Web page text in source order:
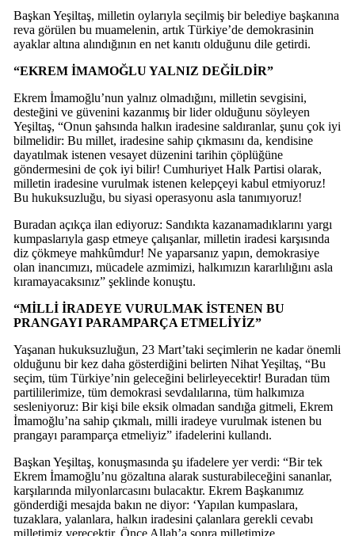
Başkan Yeşiltaş, milletin oylarıyla seçilmiş bir belediye başkanına
reva görülen bu muamelenin, artık Türkiye’de demokrasinin
ayaklar altına alındığının en net kanıtı olduğunu dile getirdi.
“EKREM İMAMOĞLU YALNIZ DEĞİLDİR”
Ekrem İmamoğlu’nun yalnız olmadığını, milletin sevgisini,
desteğini ve güvenini kazanmış bir lider olduğunu söyleyen
Yeşiltaş, “Onun şahsında halkın iradesine saldıranlar, şunu çok iyi
bilmelidir: Bu millet, iradesine sahip çıkmasını da, kendisine
dayatılmak istenen vesayet düzenini tarihin çöplüğüne
göndermesini de çok iyi bilir! Cumhuriyet Halk Partisi olarak,
milletin iradesine vurulmak istenen kelepçeyi kabul etmiyoruz!
Bu hukuksuzluğu, bu siyasi operasyonu asla tanımıyoruz!
Buradan açıkça ilan ediyoruz: Sandıkta kazanamadıklarını yargı
kumpaslarıyla gasp etmeye çalışanlar, milletin iradesi karşısında
diz çökmeye mahkûmdur! Ne yaparsanız yapın, demokrasiye
olan inancımızı, mücadele azmimizi, halkımızın kararlılığını asla
kıramayacaksınız” şeklinde konuştu.
“MİLLİ İRADEYE VURULMAK İSTENEN BU
PRANGAYI PARAMPARÇA ETMELİYİZ”
Yaşanan hukuksuzluğun, 23 Mart’taki seçimlerin ne kadar önemli
olduğunu bir kez daha gösterdiğini belirten Nihat Yeşiltaş, “Bu
seçim, tüm Türkiye’nin geleceğini belirleyecektir! Buradan tüm
partililerimize, tüm demokrasi sevdalılarına, tüm halkımıza
sesleniyoruz: Bir kişi bile eksik olmadan sandığa gitmeli, Ekrem
İmamoğlu’na sahip çıkmalı, milli iradeye vurulmak istenen bu
prangayı paramparça etmeliyiz” ifadelerini kullandı.
Başkan Yeşiltaş, konuşmasında şu ifadelere yer verdi: “Bir tek
Ekrem İmamoğlu’nu gözaltına alarak susturabileceğini sananlar,
karşılarında milyonlarcasını bulacaktır. Ekrem Başkanımız
gönderdiği mesajda bakın ne diyor: ‘Yapılan kumpaslara,
tuzaklara, yalanlara, halkın iradesini çalanlara gerekli cevabı
milletimiz verecektir. Önce Allah’a sonra milletimize